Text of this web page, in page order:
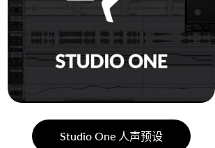
Studio One 人声预设